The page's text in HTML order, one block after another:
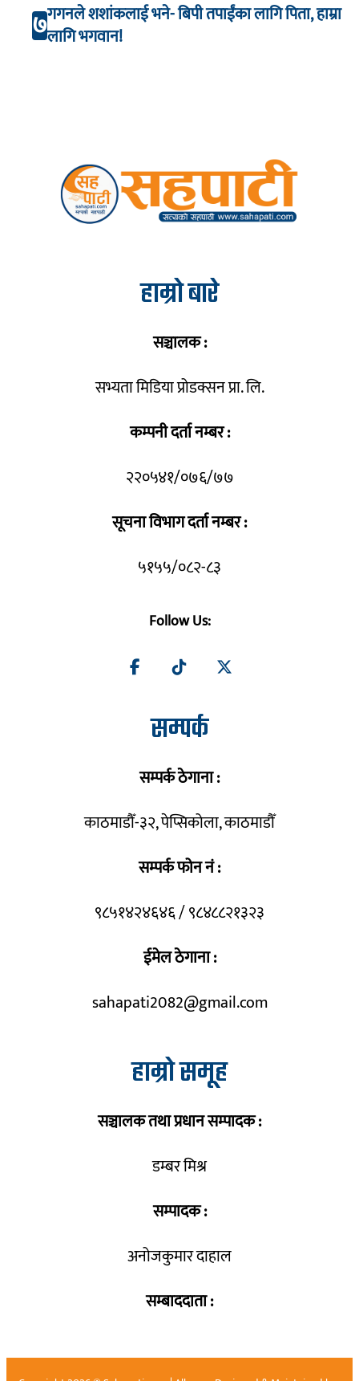
७गगनले शशांकलाई भने- बिपी तपाईंका लागि पिता, हाम्रा
लागि भगवान!
हाम्रो बारे
सञ्चालक :
सभ्यता मिडिया प्रोडक्सन प्रा. लि.
कम्पनी दर्ता नम्बर :
२२०५४१/०७६/७७
सूचना विभाग दर्ता नम्बर :
५१५५/०८२-८३
Follow Us:
सम्पर्क
सम्पर्क ठेगाना :
काठमाडौँ-३२, पेप्सिकोला, काठमाडौँ
सम्पर्क फोन नं :
९८५१४२४६४६ / ९८४८८२१३२३
ईमेल ठेगाना :
sahapati2082@gmail.com
हाम्रो समूह
सञ्चालक तथा प्रधान सम्पादक :
डम्बर मिश्र
सम्पादक :
अनोजकुमार दाहाल
सम्बाददाता :